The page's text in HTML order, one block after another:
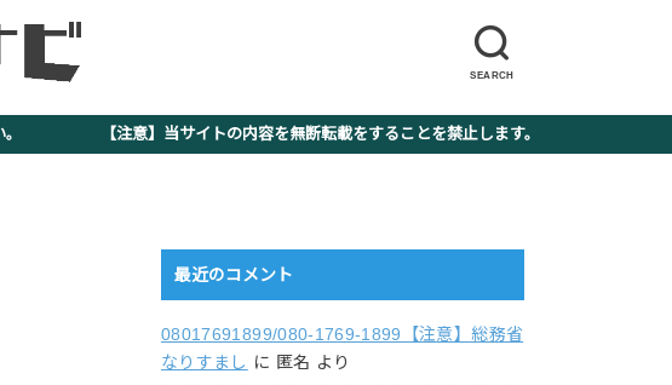
SEARCH
さい。 【注意】当サイトの内容を無断転載をすることを禁止します。
最近のコメント
08017691899/080-1769-1899【注意】総務省
なりすまし に 匿名 より